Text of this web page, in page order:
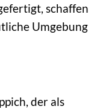
schaffen
Umgebung
der als